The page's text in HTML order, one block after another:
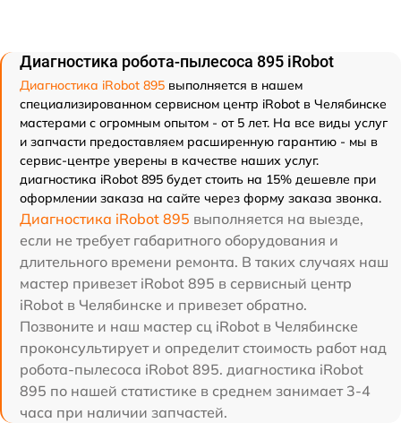
Диагностика робота-пылесоса 895 iRobot
Диагностика iRobot 895 выполняется в нашем
специализированном сервисном центр iRobot в Челябинске
мастерами с огромным опытом - от 5 лет. На все виды услуг
и запчасти предоставляем расширенную гарантию - мы в
сервис-центре уверены в качестве наших услуг.
диагностика iRobot 895 будет стоить на 15% дешевле при
оформлении заказа на сайте через форму заказа звонка.
Диагностика iRobot 895 выполняется на выезде,
если не требует габаритного оборудования и
длительного времени ремонта. В таких случаях наш
мастер привезет iRobot 895 в сервисный центр
iRobot в Челябинске и привезет обратно.
Позвоните и наш мастер сц iRobot в Челябинске
проконсультирует и определит стоимость работ над
робота-пылесоса iRobot 895. диагностика iRobot
895 по нашей статистике в среднем занимает 3-4
часа при наличии запчастей.